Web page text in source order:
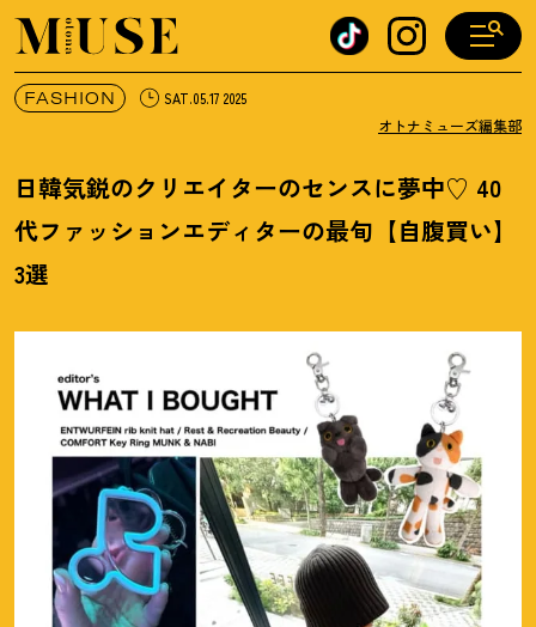
オトナミューズ ウェブ
FASHION SAT.05.17 2025
オトナミューズ編集部
日韓気鋭のクリエイターのセンスに夢中♡ 40
代ファッションエディターの最旬【自腹買い】
3選